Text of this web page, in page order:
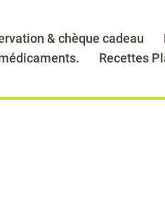
& chèque cadeau
Recettes